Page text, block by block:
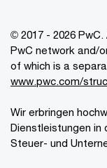
© 2017 - 2026
PwC network and/
of which is a
www.pwc.com/
Wir erbringen
Dienstleistungen in
Steuer- und